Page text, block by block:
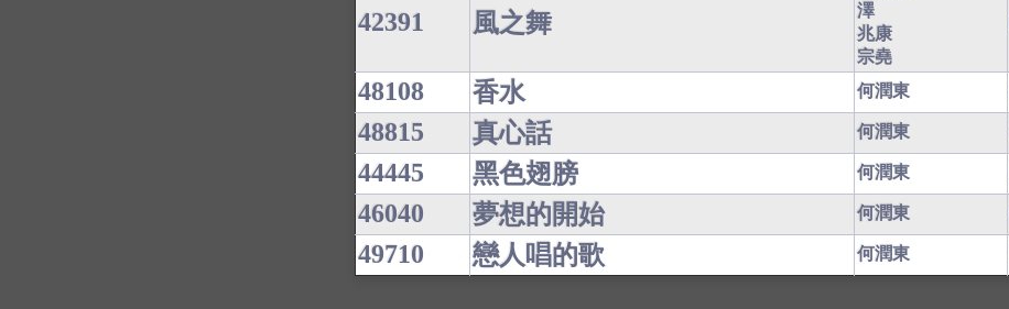
42391 風之舞
澤
兆康
宗堯
48108 香水 何潤東
48815
真心話 何潤東
44445
黑色翅膀 何潤東
46040
夢想的開始 何潤東
49710
戀人唱的歌 何潤東